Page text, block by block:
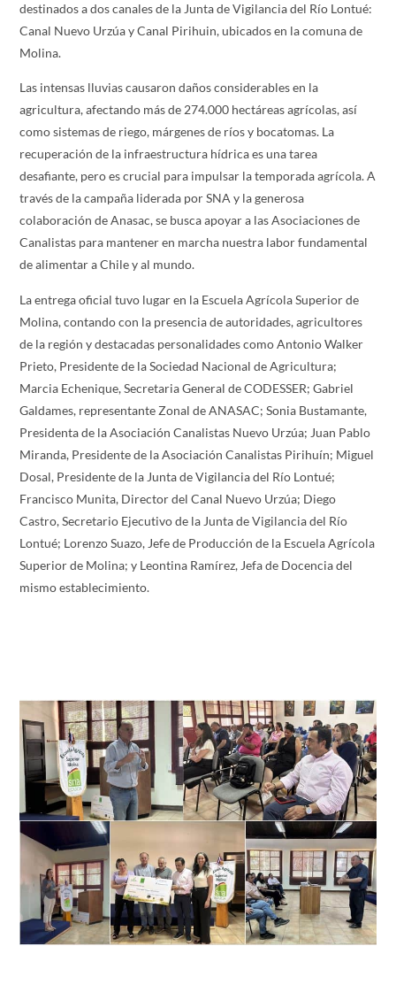
destinados a dos canales de la Junta de Vigilancia del Río Lontué:
Canal Nuevo Urzúa y Canal Pirihuin, ubicados en la comuna de
Molina.
Las intensas lluvias causaron daños considerables en la
agricultura, afectando más de 274.000 hectáreas agrícolas, así
como sistemas de riego, márgenes de ríos y bocatomas. La
recuperación de la infraestructura hídrica es una tarea
desafiante, pero es crucial para impulsar la temporada agrícola. A
través de la campaña liderada por SNA y la generosa
colaboración de Anasac, se busca apoyar a las Asociaciones de
Canalistas para mantener en marcha nuestra labor fundamental
de alimentar a Chile y al mundo.
La entrega oficial tuvo lugar en la Escuela Agrícola Superior de
Molina, contando con la presencia de autoridades, agricultores
de la región y destacadas personalidades como Antonio Walker
Prieto, Presidente de la Sociedad Nacional de Agricultura;
Marcia Echenique, Secretaria General de CODESSER; Gabriel
Galdames, representante Zonal de ANASAC; Sonia Bustamante,
Presidenta de la Asociación Canalistas Nuevo Urzúa; Juan Pablo
Miranda, Presidente de la Asociación Canalistas Pirihuín; Miguel
Dosal, Presidente de la Junta de Vigilancia del Río Lontué;
Francisco Munita, Director del Canal Nuevo Urzúa; Diego
Castro, Secretario Ejecutivo de la Junta de Vigilancia del Río
Lontué; Lorenzo Suazo, Jefe de Producción de la Escuela Agrícola
Superior de Molina; y Leontina Ramírez, Jefa de Docencia del
mismo establecimiento.